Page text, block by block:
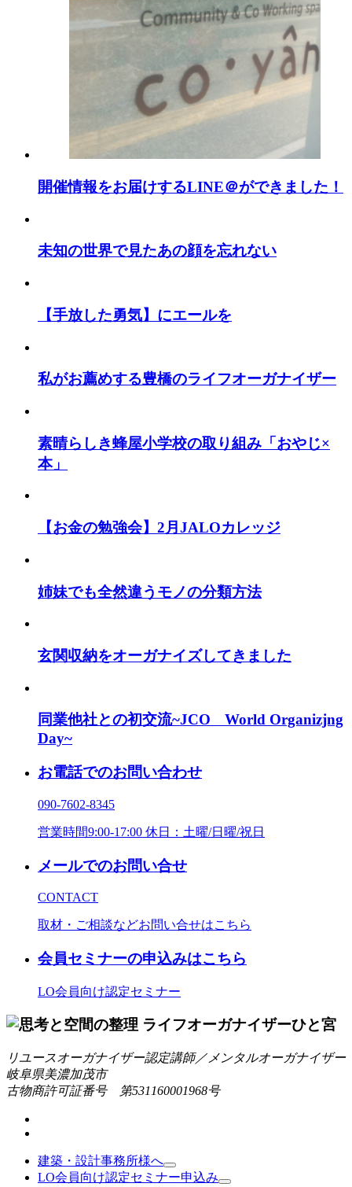
開催情報をお届けするLINE＠ができました！
未知の世界で見たあの顔を忘れない
【手放した勇気】にエールを
私がお薦めする豊橋のライフオーガナイザー
素晴らしき蜂屋小学校の取り組み「おやじ×
本」
【お金の勉強会】2月JALOカレッジ
姉妹でも全然違うモノの分類方法
玄関収納をオーガナイズしてきました
同業他社との初交流~JCO World Organizjng
Day~
お電話でのお問い合わせ
090-7602-8345
営業時間9:00-17:00 休日：土曜/日曜/祝日
メールでのお問い合せ
CONTACT
取材・ご相談などお問い合せはこちら
会員セミナーの申込みはこちら
LO会員向け認定セミナー
リユースオーガナイザー認定講師／メンタルオーガナイザー
岐阜県美濃加茂市
古物商許可証番号 第531160001968号
建築・設計事務所様へ
LO会員向け認定セミナー申込み